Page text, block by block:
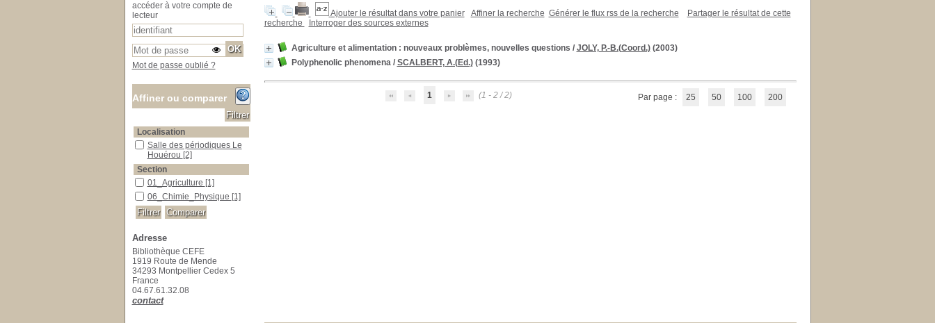
Ajouter le résultat dans votre panier Affiner la recherche Générer le flux rss de la recherche
Partager le résultat de cette
recherche
Interroger des sources externes
Agriculture et alimentation : nouveaux problèmes, nouvelles questions / JOLY, P.-B.(Coord.)(2003)
Polyphenolic phenomena/ SCALBERT, A.(Ed.)(1993)
1 (1 - 2 / 2) Par page : 25 50 100 200
accéder à votre compte de
lecteur
Mot de passe oublié ?
Affiner ou comparer
Localisation
Salle des périodiques Le Houérou
Salle des périodiques Le
Houérou [2]
Section
01_Agriculture
01_Agriculture [1]
06_Chimie_Physique
06_Chimie_Physique [1]
Adresse
Bibliothèque CEFE
1919 Route de Mende
34293 Montpellier Cedex 5
France
04.67.61.32.08
contact